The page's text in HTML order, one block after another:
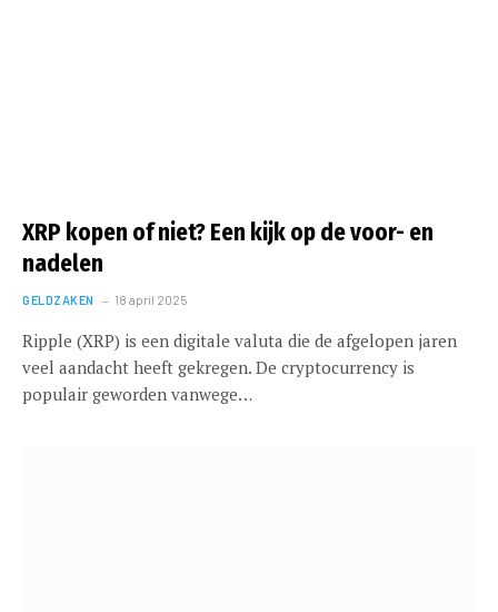
XRP kopen of niet? Een kijk op de voor- en
nadelen
GELDZAKEN 18 april 2025
Ripple (XRP) is een digitale valuta die de afgelopen jaren
veel aandacht heeft gekregen. De cryptocurrency is
populair geworden vanwege…